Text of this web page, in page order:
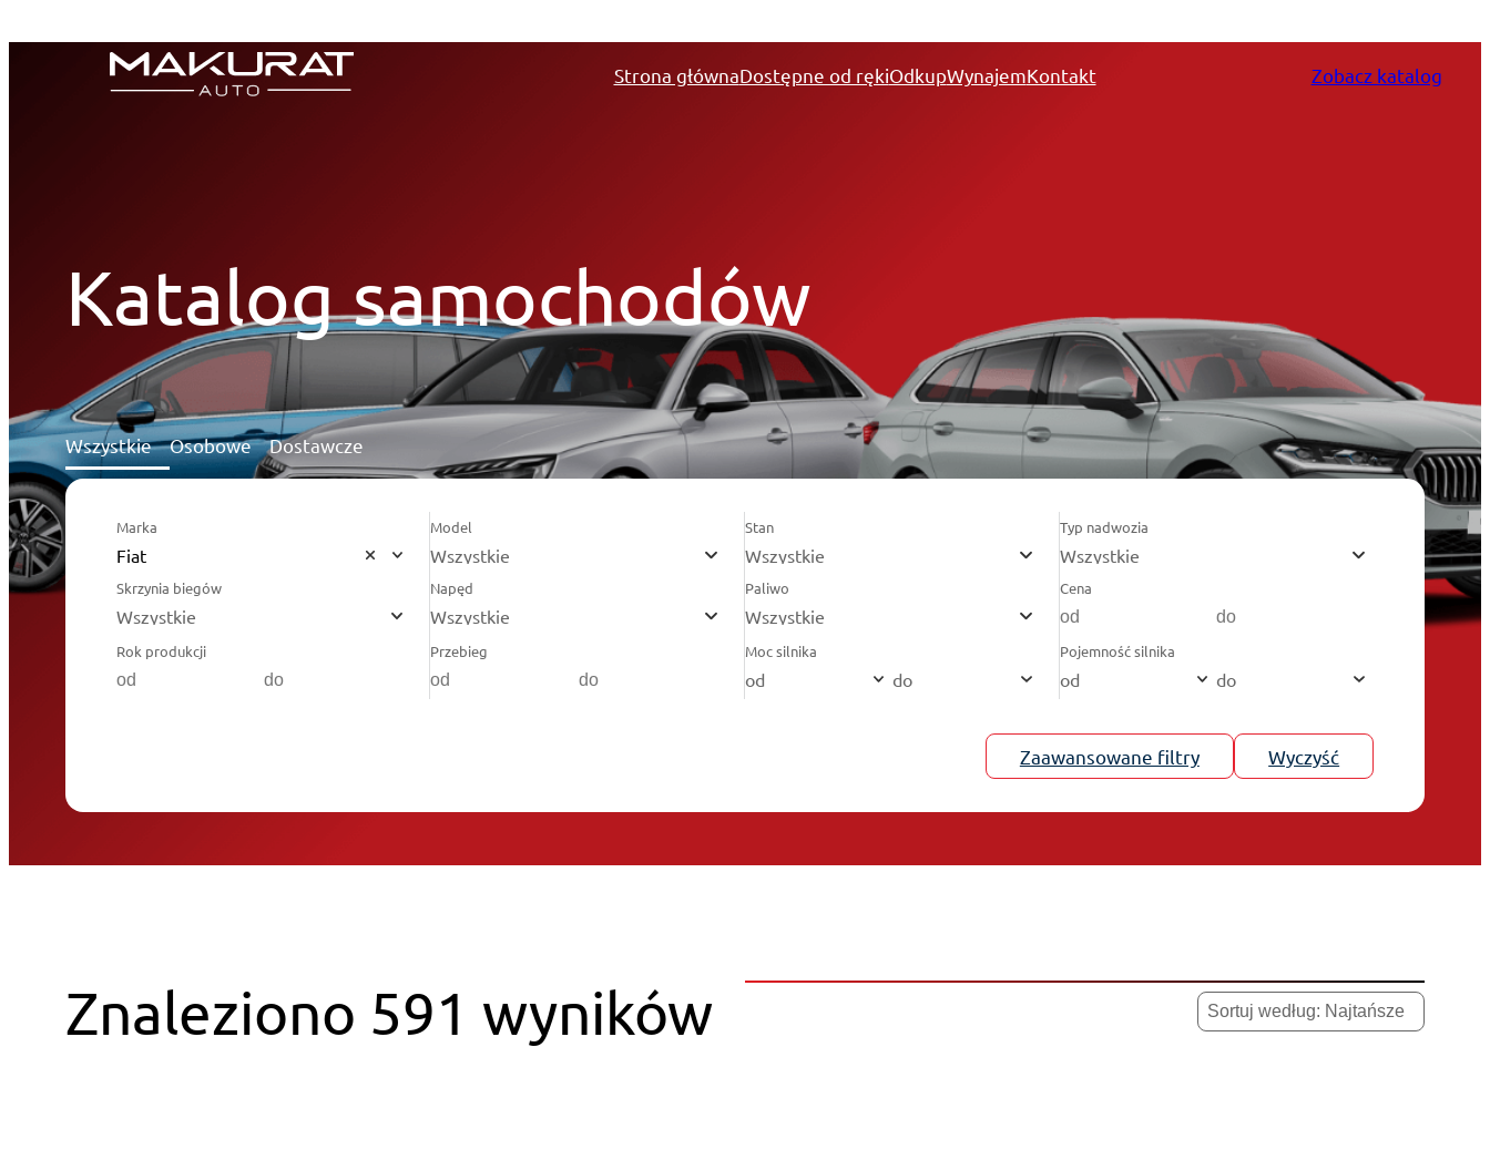
do
Strona głównaDostępne od rękiOdkupWynajemKontakt Zobacz katalog
Katalog samochodów
Wszystkie Osobowe Dostawcze
Marka
Fiat
Model
Wszystkie
Stan
Wszystkie
Typ nadwozia
Wszystkie
Skrzynia biegów
Wszystkie
Napęd
Wszystkie
Paliwo
Wszystkie
Cena
Rok produkcji Przebieg Moc silnika
od do
Pojemność silnika
od do
Zaawansowane filtry Wyczyść
Znaleziono 591 wyników